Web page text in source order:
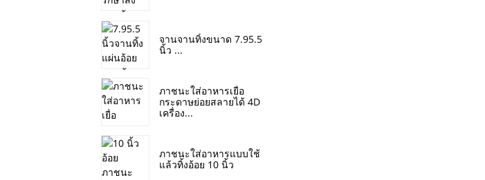
จานจานทิ้งขนาด 7.95.5
นิ้ว ...
ภาชนะใส่อาหารเยื่อ
กระดาษย่อยสลายได้ 4D
เครื่อง...
ภาชนะใส่อาหารแบบใช้
แล้วทิ้งอ้อย 10 นิ้ว